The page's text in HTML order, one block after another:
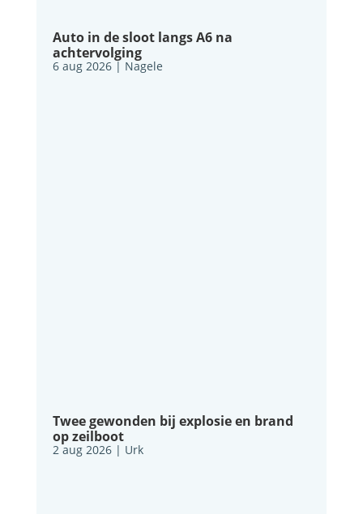
Auto in de sloot langs A6 na
achtervolging
6 aug 2026| Nagele
Twee gewonden bij explosie en brand
op zeilboot
2 aug 2026| Urk